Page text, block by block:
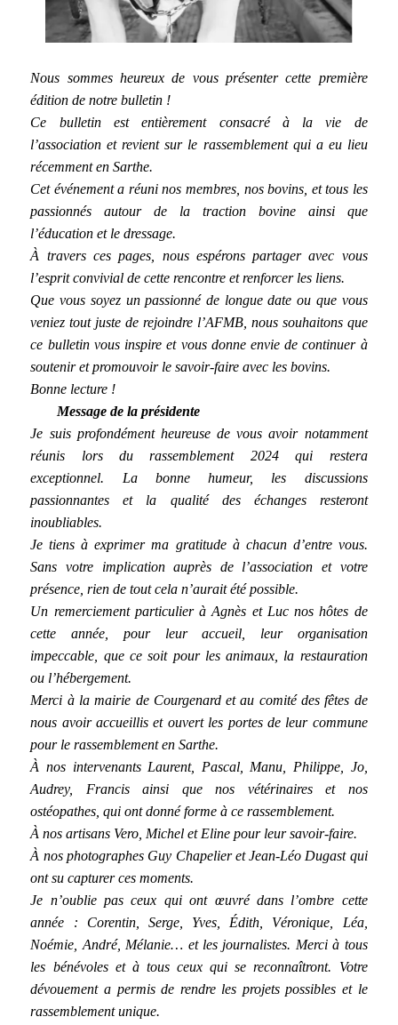
Nous sommes heureux de vous présenter cette première
édition de notre bulletin !
Ce bulletin est entièrement consacré à la vie de
l’association et revient sur le rassemblement qui a eu lieu
récemment en Sarthe.
Cet événement a réuni nos membres, nos bovins, et tous les
passionnés autour de la traction bovine ainsi que
l’éducation et le dressage.
À travers ces pages, nous espérons partager avec vous
l’esprit convivial de cette rencontre et renforcer les liens.
Que vous soyez un passionné de longue date ou que vous
veniez tout juste de rejoindre l’AFMB, nous souhaitons que
ce bulletin vous inspire et vous donne envie de continuer à
soutenir et promouvoir le savoir-faire avec les bovins.
Bonne lecture !
Message de la présidente
Je suis profondément heureuse de vous avoir notamment
réunis lors du rassemblement 2024 qui restera
exceptionnel. La bonne humeur, les discussions
passionnantes et la qualité des échanges resteront
inoubliables.
Je tiens à exprimer ma gratitude à chacun d’entre vous.
Sans votre implication auprès de l’association et votre
présence, rien de tout cela n’aurait été possible.
Un remerciement particulier à Agnès et Luc nos hôtes de
cette année, pour leur accueil, leur organisation
impeccable, que ce soit pour les animaux, la restauration
ou l’hébergement.
Merci à la mairie de Courgenard et au comité des fêtes de
nous avoir accueillis et ouvert les portes de leur commune
pour le rassemblement en Sarthe.
À nos intervenants Laurent, Pascal, Manu, Philippe, Jo,
Audrey, Francis ainsi que nos vétérinaires et nos
ostéopathes, qui ont donné forme à ce rassemblement.
À nos artisans Vero, Michel et Eline pour leur savoir-faire.
À nos photographes Guy Chapelier et Jean-Léo Dugast qui
ont su capturer ces moments.
Je n’oublie pas ceux qui ont œuvré dans l’ombre cette
année : Corentin, Serge, Yves, Édith, Véronique, Léa,
Noémie, André, Mélanie… et les journalistes. Merci à tous
les bénévoles et à tous ceux qui se reconnaîtront. Votre
dévouement a permis de rendre les projets possibles et le
rassemblement unique.